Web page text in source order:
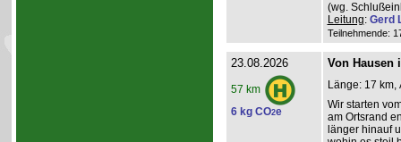
(wg.
Leitung: Gerd
Teilnehmende:
23.08.2026
57 km
6 kg CO2e
Von Hausen
Länge: 17 km,
Wir starten
am Ortsrand
länger hinauf